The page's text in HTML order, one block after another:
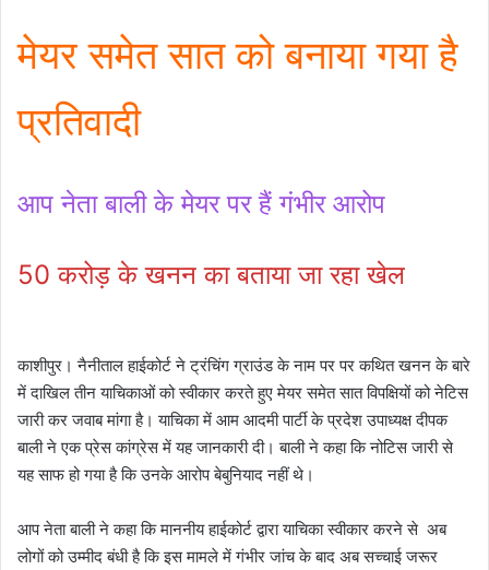
मेयर समेत सात को बनाया गया है
प्रतिवादी
आप नेता बाली के मेयर पर हैं गंभीर आरोप
50 करोड़ के खनन का बताया जा रहा खेल
काशीपुर। नैनीताल हाईकोर्ट ने ट्रंचिंग ग्राउंड के नाम पर पर कथित खनन के बारे
में दाखिल तीन याचिकाओं को स्वीकार करते हुए मेयर समेत सात विपक्षियों को नेटिस
जारी कर जवाब मांगा है। याचिका में आम आदमी पार्टी के प्रदेश उपाध्यक्ष दीपक
बाली ने एक प्रेस कांग्रेस में यह जानकारी दी। बाली ने कहा कि नोटिस जारी से
यह साफ हो गया है कि उनके आरोप बेबुनियाद नहीं थे।
आप नेता बाली ने कहा कि माननीय हाईकोर्ट द्वारा याचिका स्वीकार करने से अब
लोगों को उम्मीद बंधी है कि इस मामले में गंभीर जांच के बाद अब सच्चाई जरूर